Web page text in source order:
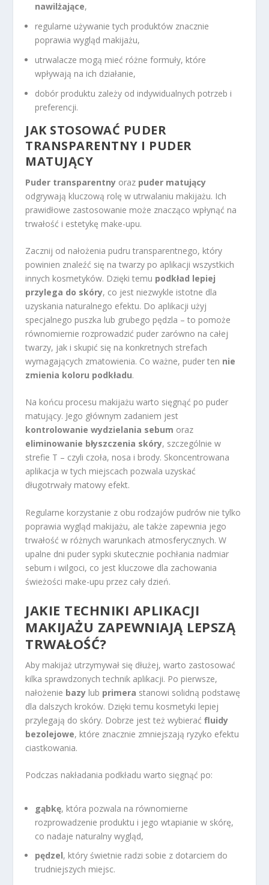
nawilżające,
regularne używanie tych produktów znacznie
poprawia wygląd makijażu,
utrwalacze mogą mieć różne formuły, które
wpływają na ich działanie,
dobór produktu zależy od indywidualnych potrzeb i
preferencji.
JAK STOSOWAĆ PUDER
TRANSPARENTNY I PUDER
MATUJĄCY
Puder transparentny oraz puder matujący
odgrywają kluczową rolę w utrwalaniu makijażu. Ich
prawidłowe zastosowanie może znacząco wpłynąć na
trwałość i estetykę make-upu.
Zacznij od nałożenia pudru transparentnego, który
powinien znaleźć się na twarzy po aplikacji wszystkich
innych kosmetyków. Dzięki temu podkład lepiej
przylega do skóry, co jest niezwykle istotne dla
uzyskania naturalnego efektu. Do aplikacji użyj
specjalnego puszka lub grubego pędzla – to pomoże
równomiernie rozprowadzić puder zarówno na całej
twarzy, jak i skupić się na konkretnych strefach
wymagających zmatowienia. Co ważne, puder ten nie
zmienia koloru podkładu.
Na końcu procesu makijażu warto sięgnąć po puder
matujący. Jego głównym zadaniem jest
kontrolowanie wydzielania sebum oraz
eliminowanie błyszczenia skóry, szczególnie w
strefie T – czyli czoła, nosa i brody. Skoncentrowana
aplikacja w tych miejscach pozwala uzyskać
długotrwały matowy efekt.
Regularne korzystanie z obu rodzajów pudrów nie tylko
poprawia wygląd makijażu, ale także zapewnia jego
trwałość w różnych warunkach atmosferycznych. W
upalne dni puder sypki skutecznie pochłania nadmiar
sebum i wilgoci, co jest kluczowe dla zachowania
świeżości make-upu przez cały dzień.
JAKIE TECHNIKI APLIKACJI
MAKIJAŻU ZAPEWNIAJĄ LEPSZĄ
TRWAŁOŚĆ?
Aby makijaż utrzymywał się dłużej, warto zastosować
kilka sprawdzonych technik aplikacji. Po pierwsze,
nałożenie bazy lub primera stanowi solidną podstawę
dla dalszych kroków. Dzięki temu kosmetyki lepiej
przylegają do skóry. Dobrze jest też wybieraćfluidy
bezolejowe, które znacznie zmniejszają ryzyko efektu
ciastkowania.
Podczas nakładania podkładu warto sięgnąć po:
gąbkę, która pozwala na równomierne
rozprowadzenie produktu i jego wtapianie w skórę,
co nadaje naturalny wygląd,
pędzel, który świetnie radzi sobie z dotarciem do
trudniejszych miejsc.